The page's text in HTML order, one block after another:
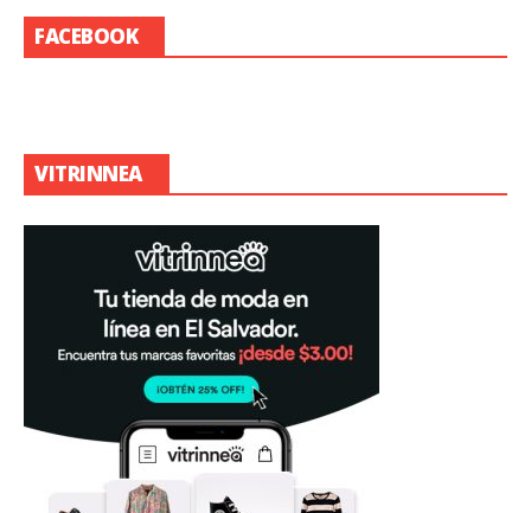
FACEBOOK
VITRINNEA